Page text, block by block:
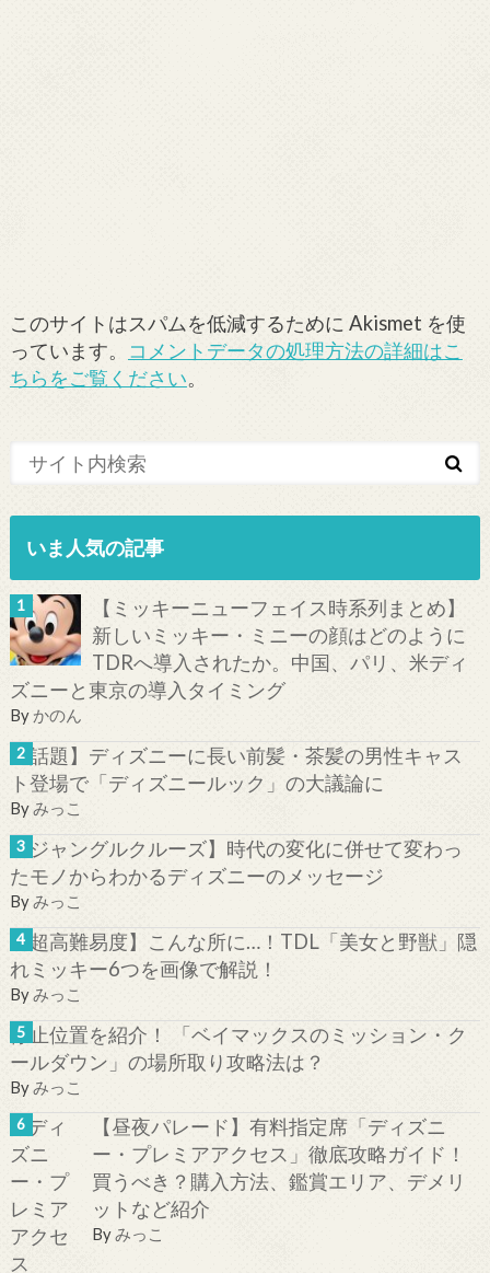
このサイトはスパムを低減するために Akismet を使
っています。 コメントデータの処理方法の詳細はこ
ちらをご覧ください。
いま人気の記事
【ミッキーニューフェイス時系列まとめ】
新しいミッキー・ミニーの顔はどのように
TDRへ導入されたか。中国、パリ、米ディ
ズニーと東京の導入タイミング
By かのん
【話題】ディズニーに長い前髪・茶髪の男性キャス
ト登場で「ディズニールック」の大議論に
Byみっこ
【ジャングルクルーズ】時代の変化に併せて変わっ
たモノからわかるディズニーのメッセージ
Byみっこ
【超高難易度】こんな所に…！TDL「美女と野獣」隠
れミッキー6つを画像で解説！
Byみっこ
停止位置を紹介！ 「ベイマックスのミッション・ク
ールダウン」の場所取り攻略法は？
Byみっこ
【昼夜パレード】有料指定席「ディズニ
ー・プレミアアクセス」徹底攻略ガイド！
買うべき？購入方法、鑑賞エリア、デメリ
ットなど紹介
Byみっこ